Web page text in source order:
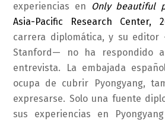
experiencias en
Only beautiful
Asia-Pacific Research Center,
carrera diplomática, y su editor
Stanford— no ha respondido
entrevista. La embajada
ocupa de cubrir Pyongyang,
expresarse. Solo una fuente
sus experiencias en